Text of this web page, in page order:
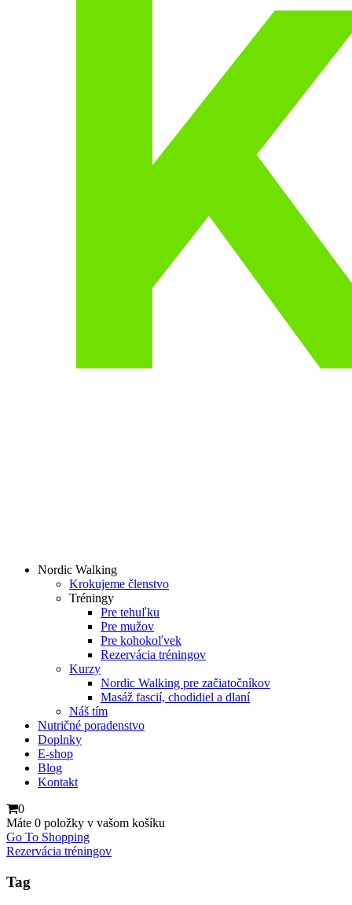
Nordic Walking
Krokujeme členstvo
Tréningy
Pre tehuľku
Pre mužov
Pre kohokoľvek
Rezervácia tréningov
Kurzy
Nordic Walking pre začiatočníkov
Masáž fascií, chodidiel a dlaní
Náš tím
Nutričné poradenstvo
Doplnky
E-shop
Blog
Kontakt
0
Máte 0 položky v vašom košíku
Go To Shopping
Rezervácia tréningov
Tag